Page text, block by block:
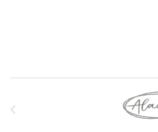
Marcas De Carrusel